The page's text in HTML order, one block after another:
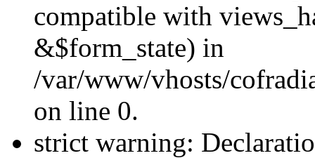
compatible with
&$form_state) in
/var/www/vhosts/
on line 0.
strict warning: